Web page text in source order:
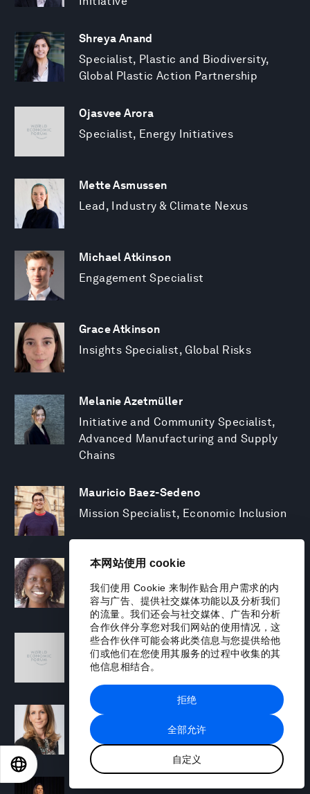
本网站使用 cookie
我们使用 Cookie 来制作贴合用户需求的内
容与广告、提供社交媒体功能以及分析我们
的流量。我们还会与社交媒体、广告和分析
合作伙伴分享您对我们网站的使用情况，这
些合作伙伴可能会将此类信息与您提供给他
们或他们在您使用其服务的过程中收集的其
他信息相结合。
全部允许
自定义
拒绝
Shreya Anand
Specialist, Plastic and Biodiversity,
Global Plastic Action Partnership
Ojasvee Arora
Specialist, Energy Initiatives
Mette Asmussen
Lead, Industry & Climate Nexus
Michael Atkinson
Engagement Specialist
Grace Atkinson
Insights Specialist, Global Risks
Melanie Azetmüller
Initiative and Community Specialist,
Advanced Manufacturing and Supply
Chains
Mauricio Baez-Sedeno
Mission Specialist, Economic Inclusion
Adwoa Bagalini
People Strategy and Transformation
Manager
Sofia Balestrin
ECP Fall 2025 - Geopolitical Agenda
Silja Baller
Head of Mission, Economic Inclusion